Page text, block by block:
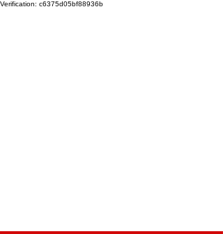
Verification: c6375d05bf88936b